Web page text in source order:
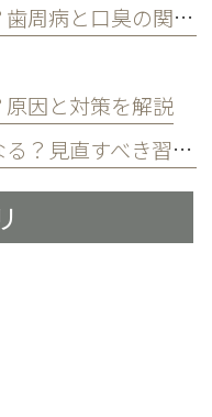
■歯周病が口臭の原因かも？歯周病と口臭の関係について
因と対策を解説
生活習慣が歯周病の原因になる？見直すべき習慣とは？